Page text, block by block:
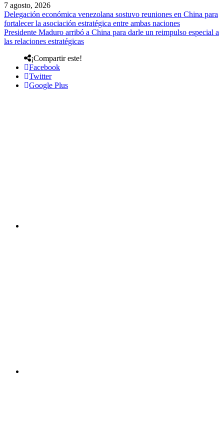
7 agosto, 2026
Delegación económica venezolana sostuvo reuniones en China para
fortalecer la asociación estratégica entre ambas naciones
Presidente Maduro arribó a China para darle un reimpulso especial a
las relaciones estratégicas
¡Compartir este!
Facebook
Twitter
Google Plus